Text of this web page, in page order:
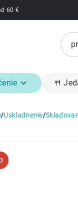
60 €
🍴
/Uskladnenie/